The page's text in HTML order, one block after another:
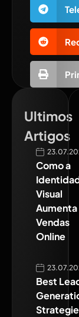
Ultimos
Artigos
Como a
Visual
Aumenta
Vendas
Online
Best